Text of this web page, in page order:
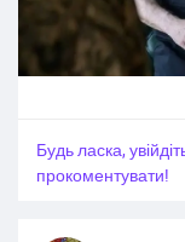
#Новини_news
Будь ласка,
прокоментувати!